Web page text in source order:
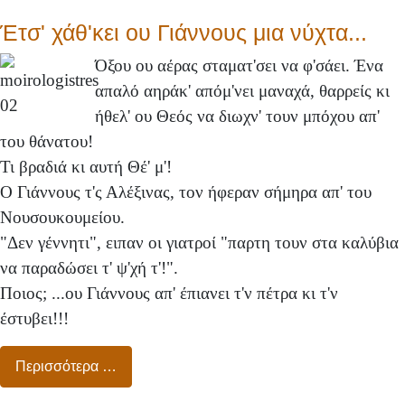
Έτσ' χάθ'κει ου Γιάννους μια νύχτα...
Όξου ου αέρας σταματ'σει να φ'σάει. Ένα
απαλό αηράκ' απόμ'νει μαναχά, θαρρείς κι
ήθελ' ου Θεός να διωχν' τουν μπόχου απ'
του θάνατου!
Τι βραδιά κι αυτή Θέ' μ'!
Ο Γιάννους τ'ς Αλέξινας, τον ήφεραν σήμηρα απ' του
Νουσουκουμείου.
"Δεν γέννητι", ειπαν οι γιατροί "παρτη τουν στα καλύβια
να παραδώσει τ' ψ'χή τ'!".
Ποιος; ...ου Γιάννους απ' έπιανει τ'ν πέτρα κι τ'ν
έστυβει!!!
Περισσότερα …